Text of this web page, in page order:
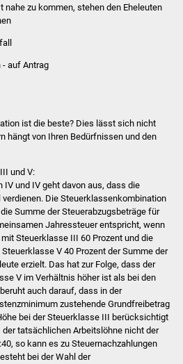
Dienstleistungen
Formulare
Bürgerinfos
Bildung
Schulen
Kindergärten
Kolping-Musikschule
zu kommen, stehen den Eheleuten
- auf Antrag
ist die beste? Dies lässt sich nicht
hängt von Ihren Bedürfnissen und den
und V:
und IV geht davon aus, dass die
verdienen. Die Steuerklassenkombination
Summe der Steuerabzugsbeträge für
Jahressteuer entspricht, wenn
Steuerklasse III 60 Prozent und die
V 40 Prozent der Summe der
erzielt. Das hat zur Folge, dass der
V im Verhältnis höher ist als bei den
auch darauf, dass in der
zustehende Grundfreibetrag
bei der Steuerklasse III berücksichtigt
tatsächlichen Arbeitslöhne nicht der
so kann es zu Steuernachzahlungen
bei der Wahl der